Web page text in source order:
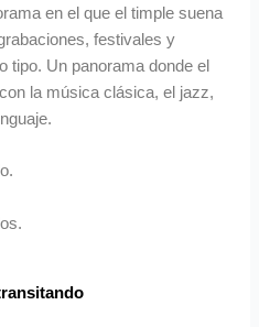
en el que el timple suena
festivales y
tipo. Un panorama donde el
la música clásica, el jazz,